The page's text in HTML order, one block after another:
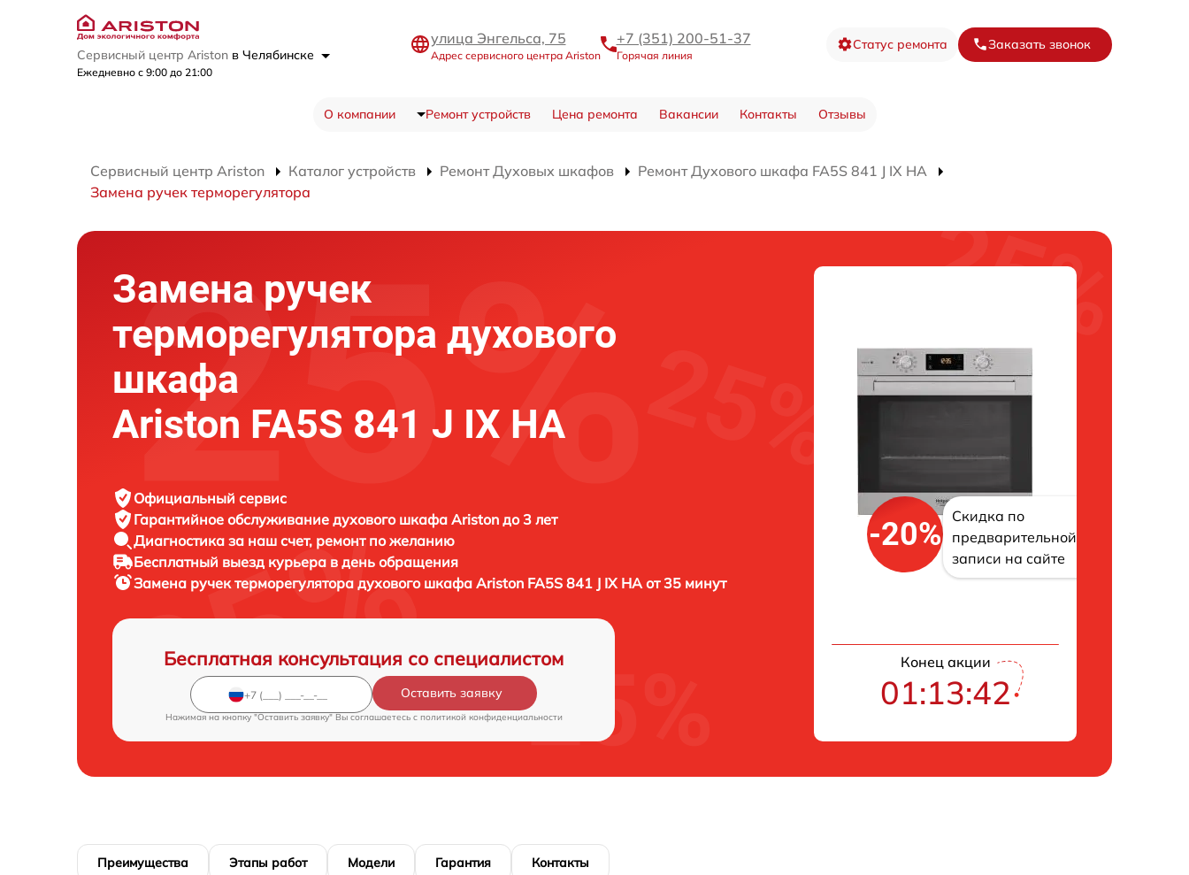
Сервисный центр Ariston в Челябинске
Ежедневно с 9:00 до 21:00
улица Энгельса, 75
Адрес сервисного центра Ariston
+7 (351) 200-51-37
Горячая линия
Статус ремонта Заказать звонок
О компании Ремонт устройств Цена ремонта Вакансии Контакты Отзывы
Сервисный центр Ariston Каталог устройств Ремонт Духовых шкафов
Ремонт Духового шкафа FA5S 841 J IX HA
Замена ручек терморегулятора
Замена ручек
терморегулятора духового
шкафа
Ariston FA5S 841 J IX HA
Официальный сервис
Гарантийное обслуживание духового шкафа Ariston до 3 лет
Диагностика за наш счет, ремонт по желанию
Бесплатный выезд курьера в день обращения
Замена ручек терморегулятора духового шкафа Ariston FA5S 841 J IX HA от 35 минут
Бесплатная консультация со специалистом
Оставить заявку
Нажимая на кнопку "Оставить заявку" Вы соглашаетесь c политикой конфиденциальности
-20%
Скидка по
предварительной
записи на сайте
Конец акции
01:13:41
Преимущества Этапы работ Модели Гарантия Контакты